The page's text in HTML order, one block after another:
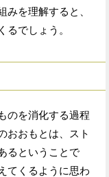
みを理解すると、
るでしょう。
のを消化する過程
おおもとは、スト
るということで
てくるように思わ